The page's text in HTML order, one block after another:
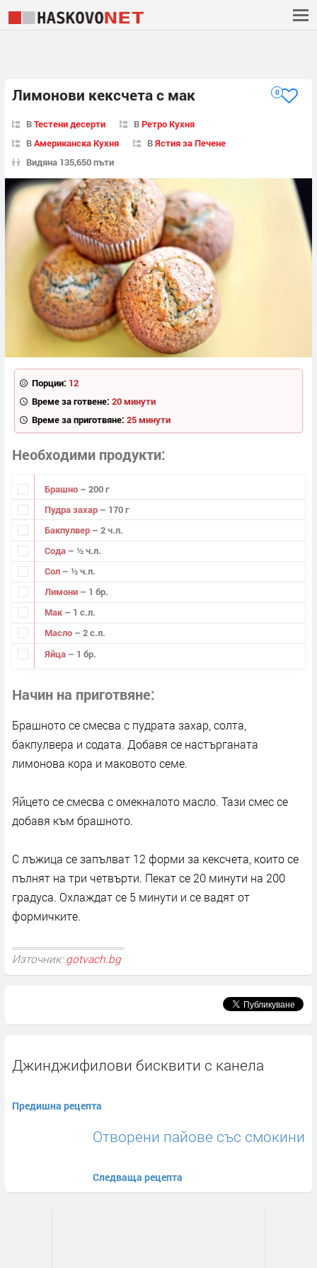
Лимонови кексчета с мак 0
ВТестени десерти ВРетро Кухня
ВАмериканска Кухня ВЯстия за Печене
Видяна 135,650 пъти
Порции: 12
Време за готвене: 20 минути
Време за приготвяне: 25 минути
Необходими продукти
Брашно – 200 г
Пудра захар – 170 г
Бакпулвер – 2 ч.л.
Сода – ½ ч.л.
Сол – ½ ч.л.
Лимони – 1 бр.
Мак – 1 с.л.
Масло – 2 с.л.
Яйца – 1 бр.
Начин на приготвяне
Брашното се смесва с пудрата захар, солта,
бакпулвера и содата. Добавя се настърганата
лимонова кора и маковото семе.
Яйцето се смесва с омекналото масло. Тази смес се
добавя към брашното.
С лъжица се запълват 12 форми за кексчета, които се
пълнят на три четвърти. Пекат се 20 минути на 200
градуса. Охлаждат се 5 минути и се вадят от
формичките.
Източник: gotvach.bg
Джинджифилови бисквити с канела
Предишна рецепта
Отворени пайове със смокини
Следваща рецепта